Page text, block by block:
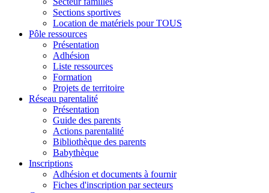
Sections sportives
Location de matériels pour TOUS
Pôle ressources
Présentation
Adhésion
Liste ressources
Formation
Projets de territoire
Réseau parentalité
Présentation
Guide des parents
Actions parentalité
Bibliothèque des parents
Babythèque
Inscriptions
Adhésion et documents à fournir
Fiches d'inscription par secteurs